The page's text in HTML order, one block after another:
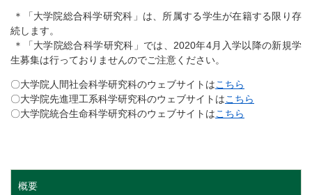
＊「大学院総合科学研究科」は、所属する学生が在籍する限り存
続します。
＊「大学院総合科学研究科」では、2020年4月入学以降の新規学
生募集は行っておりませんのでご注意ください。
〇大学院人間社会科学研究科のウェブサイトはこちら
〇大学院先進理工系科学研究科のウェブサイトはこちら
〇大学院統合生命科学研究科のウェブサイトはこちら
概要